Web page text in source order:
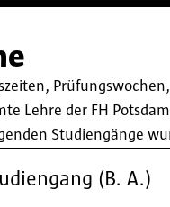
Lehre der FH
Studiengänge
(B. A.)